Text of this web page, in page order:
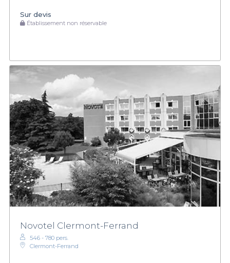
Sur devis
Établissement non réservable
Novotel Clermont-Ferrand
546 - 780 pers.
Clermont-Ferrand